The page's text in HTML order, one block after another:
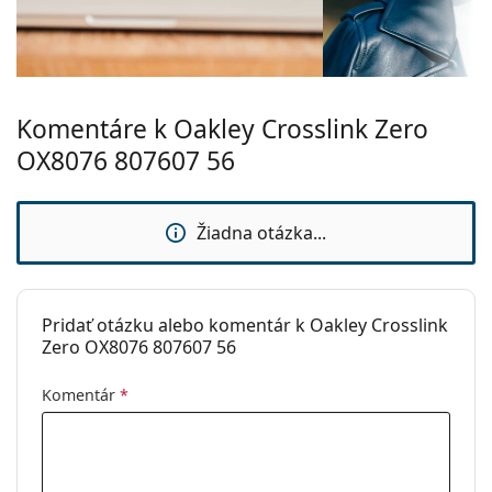
vrecko.
Ide o zdravotnícku pomôcku. Pred použitím si
prečítajte pokyny.
Dĺžka stranice:
138 mm
Šírka mostíka:
16 mm
Nastaviteľné
sedielka:
Nie
Nie
Príslušenstvo
Puzdro:
Áno
handrička:
Áno
Ostatné
Komentáre k Oakley Crosslink Zero
OX8076 807607 56
Žiadna otázka...
Pridať otázku alebo komentár k Oakley Crosslink
Zero OX8076 807607 56
Komentár *